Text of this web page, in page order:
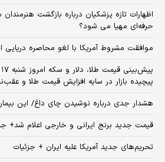
اظهارات تازه پزشکیان درباره بازگشت
حرفه‌ای مهیا می شود؟
موافقت مشروط آمریکا با لغو محاصره دریایی
پیچیده بازار در سایه افزایش قیمت طلا و
هشدار جدی درباره نوشیدن چای داغ/ این
قیمت جدید برنج ایرانی و خارجی اعلام شد+
تحریم‌های جدید آمریکا علیه ایران + جزئیات